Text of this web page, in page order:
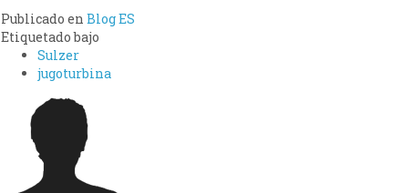
Publicado en Blog ES
Etiquetado bajo
Sulzer
jugoturbina